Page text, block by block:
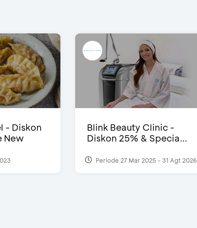
- Diskon
New
Blink Beauty Clinic -
Diskon 25% & Specia...
Periode 27 Mar 2025 - 31 Agt 2026